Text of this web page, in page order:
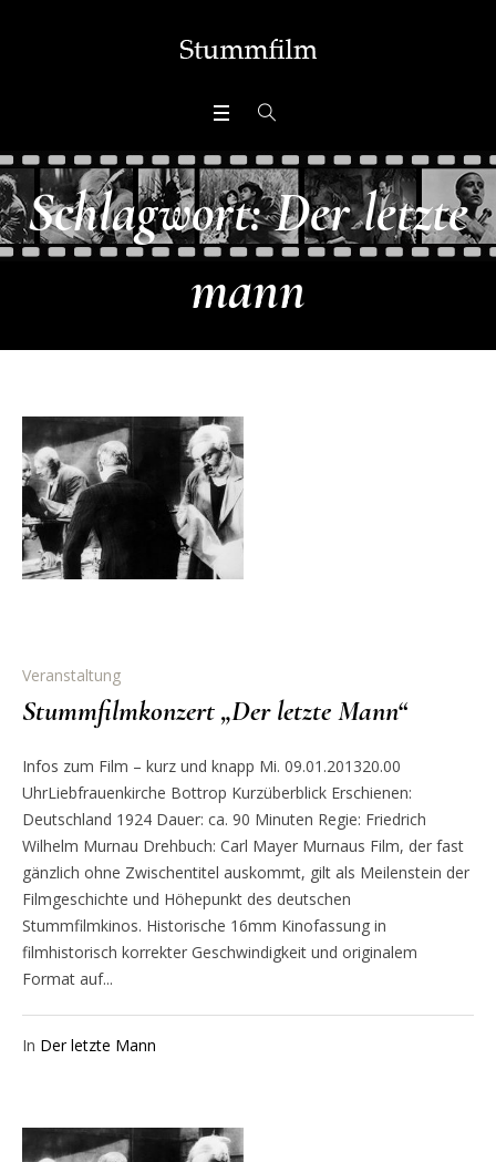
Schlagwort:Der letzte
mann
Veranstaltung
Stummfilmkonzert „Der letzte Mann“
Infos zum Film – kurz und knapp Mi. 09.01.201320.00
UhrLiebfrauenkirche Bottrop Kurzüberblick Erschienen:
Deutschland 1924 Dauer: ca. 90 Minuten Regie: Friedrich
Wilhelm Murnau Drehbuch: Carl Mayer Murnaus Film, der fast
gänzlich ohne Zwischentitel auskommt, gilt als Meilenstein der
Filmgeschichte und Höhepunkt des deutschen
Stummfilmkinos. Historische 16mm Kinofassung in
filmhistorisch korrekter Geschwindigkeit und originalem
Format auf...
In Der letzte Mann